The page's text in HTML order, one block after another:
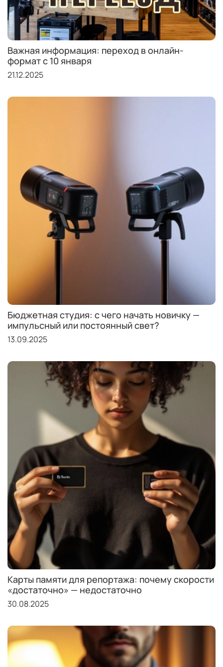
Важная информация: переход в онлайн-
формат с 10 января
21.12.2025
Бюджетная студия: с чего начать новичку —
импульсный или постоянный свет?
13.09.2025
Карты памяти для репортажа: почему скорости
«достаточно» — недостаточно
30.08.2025